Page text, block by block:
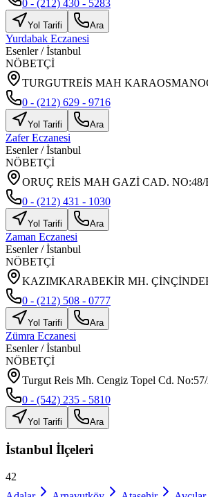
0 - (212) 430 - 5283
Yol Tarifi Ara
Yurdabak Eczanesi
Esenler/İstanbul
NÖBETÇİ
TURGUTREİS MAH
0 - (212) 629 - 9716
Yol Tarifi Ara
Zafer Eczanesi
Esenler/İstanbul
NÖBETÇİ
ORUÇ REİS MAH GAZİ CAD. NO:48/
0 - (212) 431 - 1030
Yol Tarifi Ara
Zaman Eczanesi
Esenler/İstanbul
NÖBETÇİ
KAZIMKARABEKİR MH.
0 - (212) 508 - 0777
Yol Tarifi Ara
Zümra Eczanesi
Esenler/İstanbul
NÖBETÇİ
Turgut Reis Mh. Cengiz Topel Cd.
0 - (542) 235 - 5810
Yol Tarifi Ara
İstanbul İlçeleri
42